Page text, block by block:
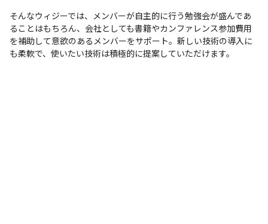
そんなウィジーでは、メンバーが自主的に行う勉強会が盛んであ
ることはもちろん、会社としても書籍やカンファレンス参加費用
を補助して意欲のあるメンバーをサポート。新しい技術の導入に
も柔軟で、使いたい技術は積極的に提案していただけます。